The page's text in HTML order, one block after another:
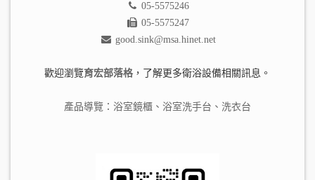
05-5575246
05-5575247
good.sink@msa.hinet.net
歡迎瀏覽育宏部落格 ，了解更多衛浴設備相關訊息。
產品導覽： 浴室鏡櫃 、 浴室洗手台 、 洗衣台